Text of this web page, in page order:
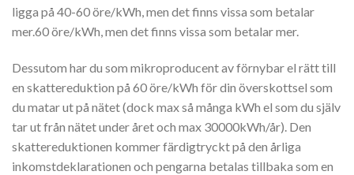
ligga på 40-60 öre/kWh, men det finns vissa som betalar
mer.60 öre/kWh, men det finns vissa som betalar mer.
Dessutom har du som mikroproducent av förnybar el rätt till
en skattereduktion på 60 öre/kWh för din överskottsel som
du matar ut på nätet (dock max så många kWh el som du själv
tar ut från nätet under året och max 30000kWh/år). Den
skattereduktionen kommer färdigtryckt på den årliga
inkomstdeklarationen och pengarna betalas tillbaka som en